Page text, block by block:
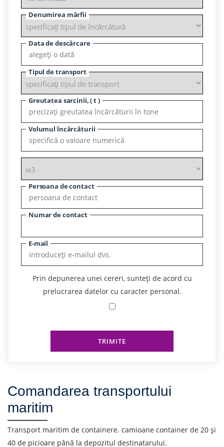
Denumirea mărfii
Data de descărcare
Tipul de transport
Greutatea sarcinii, ( t )
Volumul încărcăturii
Persoana de contact
Numar de contact
E-mail
Prin depunerea unei cereri, sunteți de acord cu
prelucrarea datelor cu caracter personal.
TRIMITE
Comandarea transportului
maritim
Transport maritim de containere. camioane container de 20 și
40 de picioare până la depozitul destinatarului.